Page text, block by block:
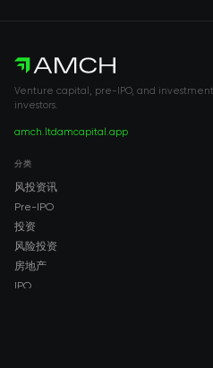
Venture capital, pre-IPO, and
investors.
amch.ltdamcapital.app
分类
风投资讯
Pre-IPO
投资
风险投资
房地产
IPO